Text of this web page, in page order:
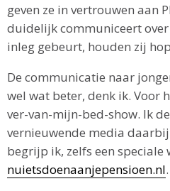
geven ze in vertrouwen aan
duidelijk communiceert
inleg gebeurt, houden zij
De communicatie naar
wel wat beter, denk ik. Voor
ver-van-mijn-bed-show. Ik
vernieuwende media
begrijp ik, zelfs een speciale
nuietsdoenaanjepensioen.nl.